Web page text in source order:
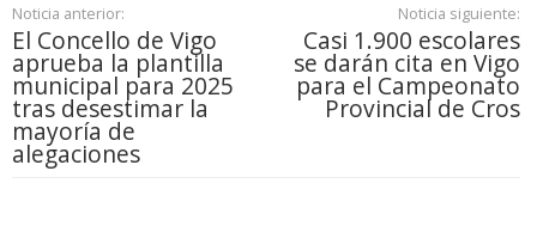
Noticia anterior:
El Concello de Vigo
aprueba la plantilla
municipal para 2025
tras desestimar la
mayoría de
alegaciones
Noticia siguiente:
Casi 1.900 escolares
se darán cita en Vigo
para el Campeonato
Provincial de Cros